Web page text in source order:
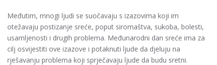
Međutim, mnogi ljudi se suočavaju s izazovima koji im
otežavaju postizanje sreće, poput siromaštva, sukoba, bolesti,
usamljenosti i drugih problema. Međunarodni dan sreće ima za
cilj osvijestiti ove izazove i potaknuti ljude da djeluju na
rješavanju problema koji sprječavaju ljude da budu sretni.